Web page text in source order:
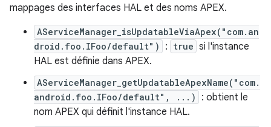
mappages des interfaces HAL et des noms APEX.
AServiceManager_isUpdatableViaApex("com.an
droid.foo.IFoo/default")
: true si l'instance
HAL est définie dans APEX.
AServiceManager_getUpdatableApexName("com.
android.foo.IFoo/default", ...)
: obtient le
nom APEX qui définit l'instance HAL.